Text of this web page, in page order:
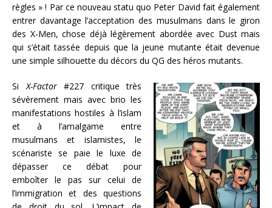
règles » ! Par ce nouveau statu quo Peter David fait également
entrer davantage l’acceptation des musulmans dans le giron
des X-Men, chose déjà légèrement abordée avec Dust mais
qui s’était tassée depuis que la jeune mutante était devenue
une simple silhouette du décors du QG des héros mutants.
Si X-Factor#227 critique très
sévèrement mais avec brio les
manifestations hostiles à l’islam
et à l’amalgame entre
musulmans et islamistes, le
scénariste se paie le luxe de
dépasser ce débat pour
emboîter le pas sur celui de
l’immigration et des questions